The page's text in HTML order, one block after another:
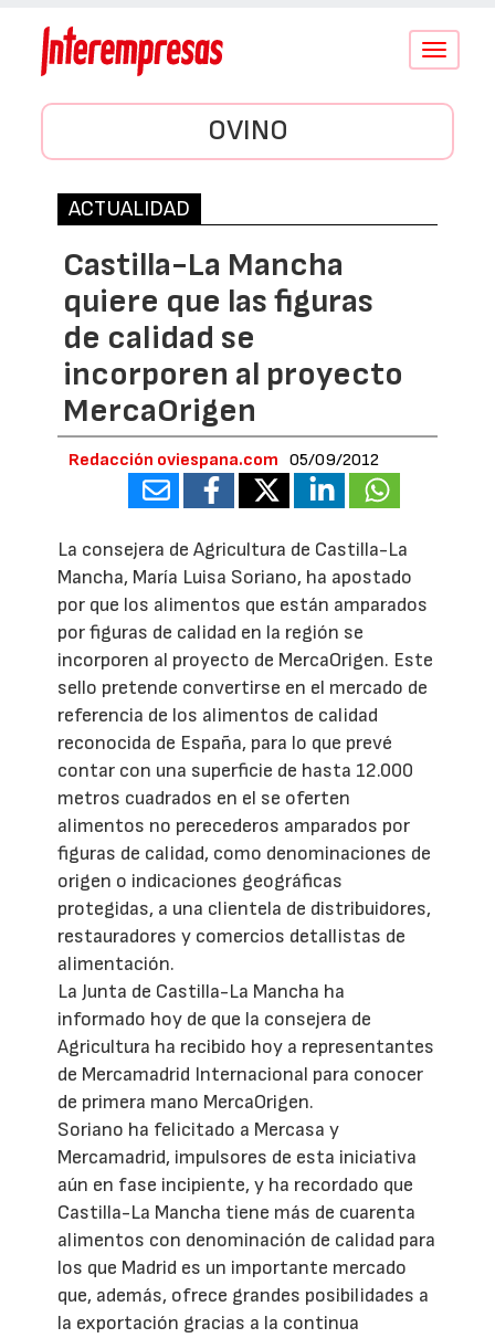
Conmutar
OVINO
ACTUALIDAD
Castilla-La Mancha
quiere que las figuras
de calidad se
incorporen al proyecto
MercaOrigen
Redacción oviespana.com 05/09/2012
La consejera de Agricultura de Castilla-La
Mancha, María Luisa Soriano, ha apostado
por que los alimentos que están amparados
por figuras de calidad en la región se
incorporen al proyecto de MercaOrigen. Este
sello pretende convertirse en el mercado de
referencia de los alimentos de calidad
reconocida de España, para lo que prevé
contar con una superficie de hasta 12.000
metros cuadrados en el se oferten
alimentos no perecederos amparados por
figuras de calidad, como denominaciones de
origen o indicaciones geográficas
protegidas, a una clientela de distribuidores,
restauradores y comercios detallistas de
alimentación.
La Junta de Castilla-La Mancha ha
informado hoy de que la consejera de
Agricultura ha recibido hoy a representantes
de Mercamadrid Internacional para conocer
de primera mano MercaOrigen.
Soriano ha felicitado a Mercasa y
Mercamadrid, impulsores de esta iniciativa
aún en fase incipiente, y ha recordado que
Castilla-La Mancha tiene más de cuarenta
alimentos con denominación de calidad para
los que Madrid es un importante mercado
que, además, ofrece grandes posibilidades a
la exportación gracias a la continua